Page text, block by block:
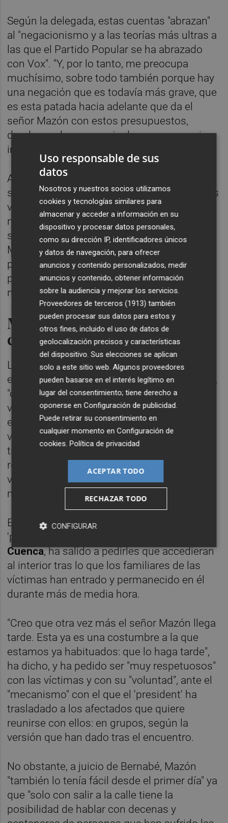
Según la delegada, estas cuentas "abrazan"
al "negacionismo y a las teorías más ultras a
las que el Partido Popular se ha abrazado
con Vox". "Y, por lo tanto, me preocupa
muchísimo, sobre todo también porque hay
una negación que es todavía más grave, que
es esta patada hacia adelante que da el
señor Mazón con estos presupuestos,
dando un claro mensaje de que no se quiere
ir", ha expresado.
A su juicio, "está negando el dolor y el
sufrimiento de esta comunidad; de todos los
valencianos y de todas las valencianas que
necesitan pasar página y que, para que eso
suceda, necesitan que se vaya el señor
Mazón y convocar elecciones cuanto antes
para que los valencianos y las valencianas
podamos decidir quién y con qué dignidad
necesita esta comunidad ser gobernada".
Mazón llega "otra vez tarde"
con las víctimas de la Dana
La delegada del Gobierno ha lamentado que
el 'president' de la Generalitat, Carlos Mazón,
"otra vez más" llega "tarde" a la reunión con
víctimas de la dana y ha recalcado que, en
este caso, "lo más importante es respetar la
voluntad" de los afectados. A su juicio, no se
trata de "un capricho de cómo me quiero yo
reunir, sino de cómo quieren reunirse las
víctimas, sobre todo, porque creo que es la
manera más respetuosa".
El secretario autonómico del Gabinete del
'president' y Comunicación,
Cuenca, ha salido a pedirles que accedieran
al interior tras lo que los familiares de las
víctimas han entrado y permanecido en él
durante más de media hora.
"Creo que otra vez más el señor Mazón llega
tarde. Esta ya es una costumbre a la que
estamos ya habituados: que lo haga tarde",
ha dicho, y ha pedido ser "muy respetuosos"
con las víctimas y con su "voluntad", ante el
"mecanismo" con el que el 'president' ha
trasladado a los afectados que quiere
reunirse con ellos: en grupos, según la
versión que han dado tras el encuentro.
No obstante, a juicio de Bernabé, Mazón
"también lo tenía fácil desde el primer día" ya
que "solo con salir a la calle tiene la
posibilidad de hablar con decenas y
Uso responsable de sus
datos
Nosotros y nuestros socios utilizamos
cookies y tecnologías similares para
almacenar y acceder a información en su
dispositivo y procesar datos personales,
como su dirección IP, identificadores únicos
y datos de navegación, para ofrecer
anuncios y contenido personalizados, medir
anuncios y contenido, obtener información
sobre la audiencia y mejorar los servicios.
Proveedores de terceros (1913) también
pueden procesar sus datos para estos y
otros fines, incluido el uso de datos de
geolocalización precisos y características
del dispositivo. Sus elecciones se aplican
solo a este sitio web. Algunos proveedores
pueden basarse en el interés legítimo en
lugar del consentimiento; tiene derecho a
oponerse enConfiguración de publicidad
Puede retirar su consentimiento en
cualquier momento enConfiguración de
cookies .Política de privacidad
ACEPTAR TODO
RECHAZAR TODO
CONFIGURAR